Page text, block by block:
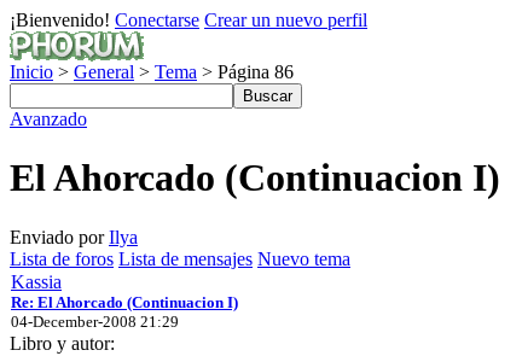
¡Bienvenido! Conectarse Crear un nuevo perfil
Inicio > General > Tema > Página 86
Avanzado
El Ahorcado (Continuacion I)
Enviado porIlya
Lista de foros Lista de mensajes Nuevo tema
Kassia
Re: El Ahorcado (Continuacion I)
04-December-2008 21:29
Libro y autor: